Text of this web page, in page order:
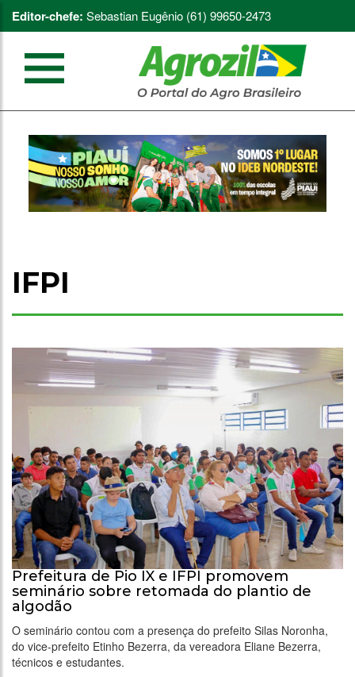
Editor-chefe: Sebastian Eugênio (61) 99650-2473
IFPI
Prefeitura de Pio IX e IFPI promovem
seminário sobre retomada do plantio de
algodão
O seminário contou com a presença do prefeito Silas Noronha,
do vice-prefeito Etinho Bezerra, da vereadora Eliane Bezerra,
técnicos e estudantes.